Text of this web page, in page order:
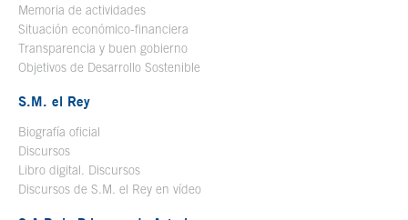
Memoria de actividades
Situación económico-financiera
Transparencia y buen gobierno
Objetivos de Desarrollo Sostenible
S.M. el Rey
Biografía oficial
Discursos
Libro digital. Discursos
Discursos de S.M. el Rey en vídeo